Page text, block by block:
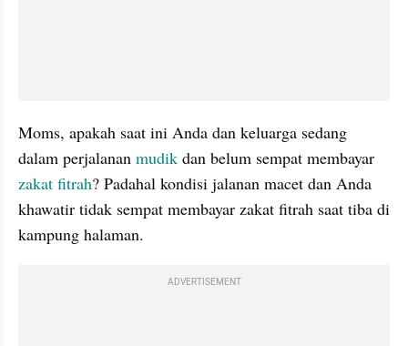
Moms, apakah saat ini Anda dan keluarga sedang
dalam perjalanan mudik
zakat fitrah? Padahal kondisi jalanan macet dan Anda
khawatir tidak sempat membayar zakat fitrah saat tiba di
kampung halaman.
ADVERTISEMENT